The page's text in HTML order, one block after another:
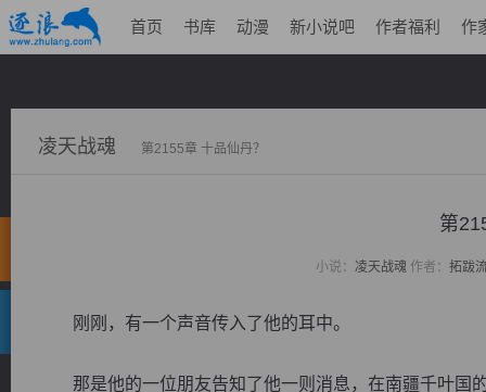
首页 书库 动漫 新小说吧 作者福利 作
凌天战魂 第2155章 十品仙丹？
第
小说： 凌天战魂作者： 拓跋
刚刚，有一个声音传入了他的耳中。
那是他的一位朋友告知了他一则消息，在南疆千叶国